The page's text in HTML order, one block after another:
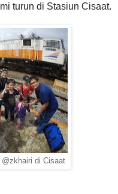
turun di Stasiun Cisaat.
di Cisaat